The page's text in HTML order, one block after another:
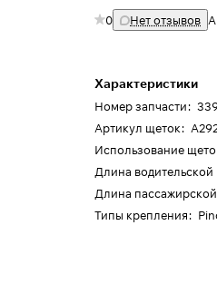
0 Нет отзывов
Характеристики
Номер запчасти:
Артикул щеток:
Использование
Длина водительской
Длина
Типы крепления: